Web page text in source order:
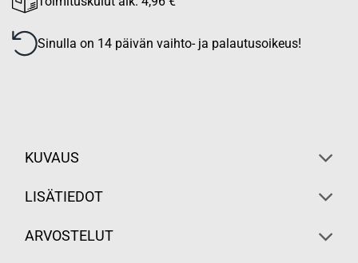
Sinulla on 14 päivän vaihto- ja palautusoikeus!
KUVAUS
LISÄTIEDOT
ARVOSTELUT